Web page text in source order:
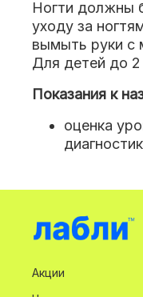
Ногти должны
уходу за
вымыть руки
Для детей до 2
Показания к
оценка
Акции